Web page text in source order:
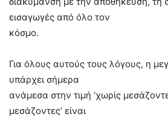
εισαγωγές από όλο τον
κόσμο.
Για όλους αυτούς τους λόγους, η
υπάρχει σήμερα
ανάμεσα στην τιμή ‘χωρίς
μεσάζοντες’ είναι